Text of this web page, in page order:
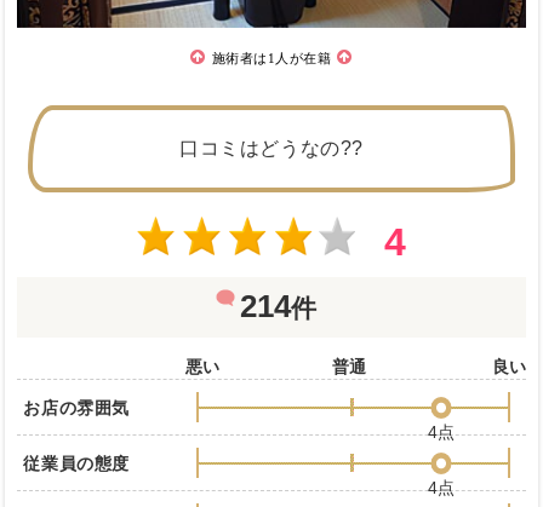
施術者は1人が在籍
口コミはどうなの??
4
214件
悪い 普通 良い
お店の雰囲気
4点
従業員の態度
4点